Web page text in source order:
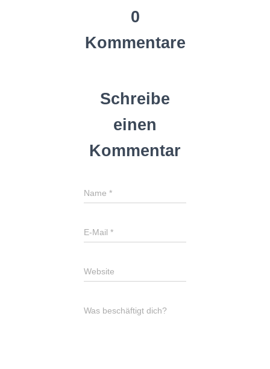
0
Kommentare
Schreibe
einen
Kommentar
Name *
E-Mail *
Website
Was beschäftigt dich?